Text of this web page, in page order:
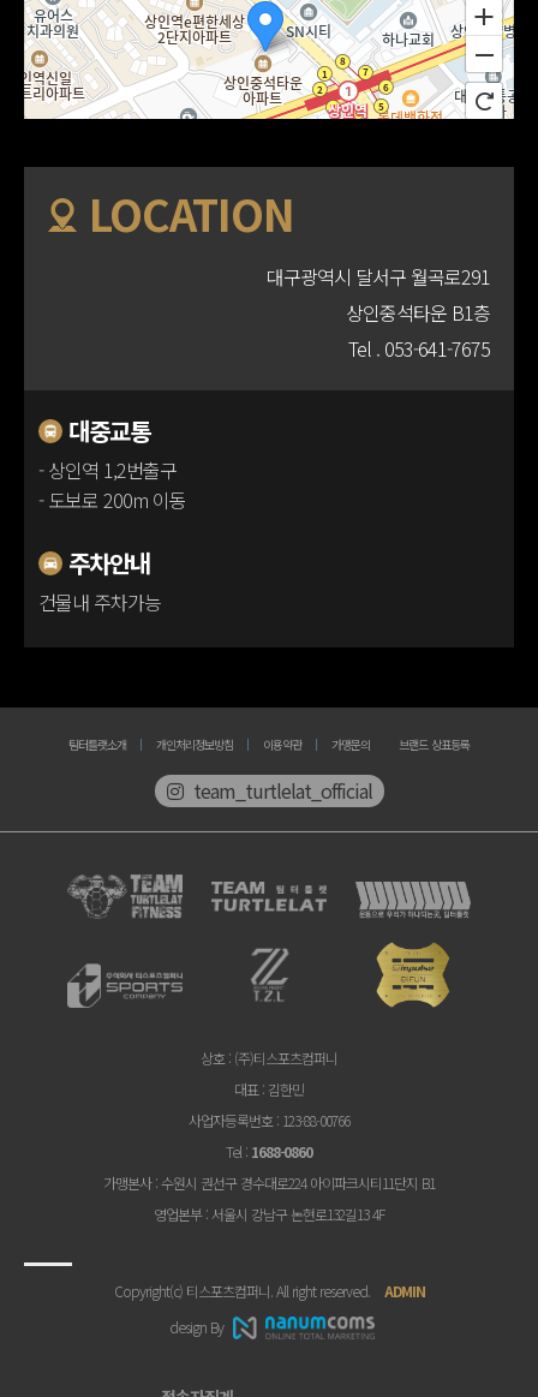
100m
LOCATION
대구광역시 달서구 월곡로291
상인중석타운 B1층
Tel . 053-641-7675
대중교통
- 상인역 1,2번출구
- 도보로 200m 이동
주차안내
건물내 주차가능
팀터틀랫소개 개인처리정보방침 이용약관 가맹문의 브랜드 상표등록
team_turtlelat_official
상호 : (주)티스포츠컴퍼니
대표 : 김한민
사업자등록번호 : 123-88-00766
Tel : 1688-0860
가맹본사: 수원시 권선구 경수대로224 아이파크시티11단지 B1
영업본부: 서울시 강남구 논현로132길13 4F
Copyright(c) 티스포츠컴퍼니. All right reserved. ADMIN
design By